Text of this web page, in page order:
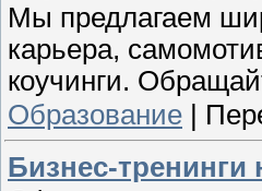
Мы предлагаем
карьера,
коучинги.
Образование
Бизнес-